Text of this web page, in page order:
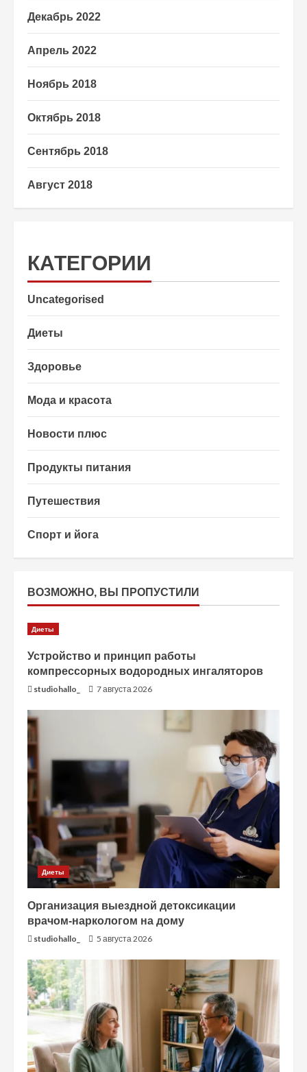
Декабрь 2022
Апрель 2022
Ноябрь 2018
Октябрь 2018
Сентябрь 2018
Август 2018
КАТЕГОРИИ
Uncategorised
Диеты
Здоровье
Мода и красота
Новости плюс
Продукты питания
Путешествия
Спорт и йога
ВОЗМОЖНО, ВЫ ПРОПУСТИЛИ
Диеты
Устройство и принцип работы
компрессорных водородных ингаляторов
studiohallo_ 7 августа 2026
Диеты
Организация выездной детоксикации
врачом-наркологом на дому
studiohallo_ 5 августа 2026